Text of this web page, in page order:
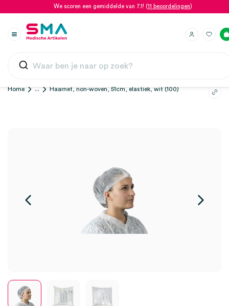
We scoren een gemiddelde van 7.1! (11 beoordelingen)
Home ... Haarnet, non-woven, 51cm, elastiek, wit (100)